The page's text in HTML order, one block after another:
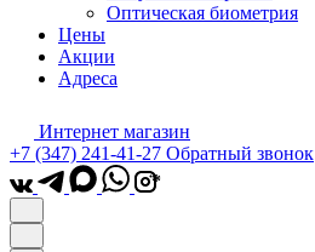
Оптическая биометрия
Цены
Акции
Адреса
Интернет магазин
+7 (347) 241-41-27 Обратный звонок
*